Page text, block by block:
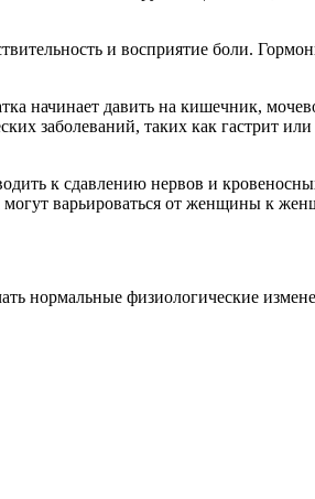
и восприятие боли.
начинает давить на кишечник,
заболеваний, таких как гастрит
к сдавлению нервов и
варьироваться от женщины к
нормальные физиологические